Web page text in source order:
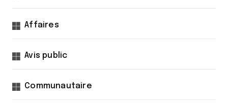
Affaires
Avis public
Communautaire